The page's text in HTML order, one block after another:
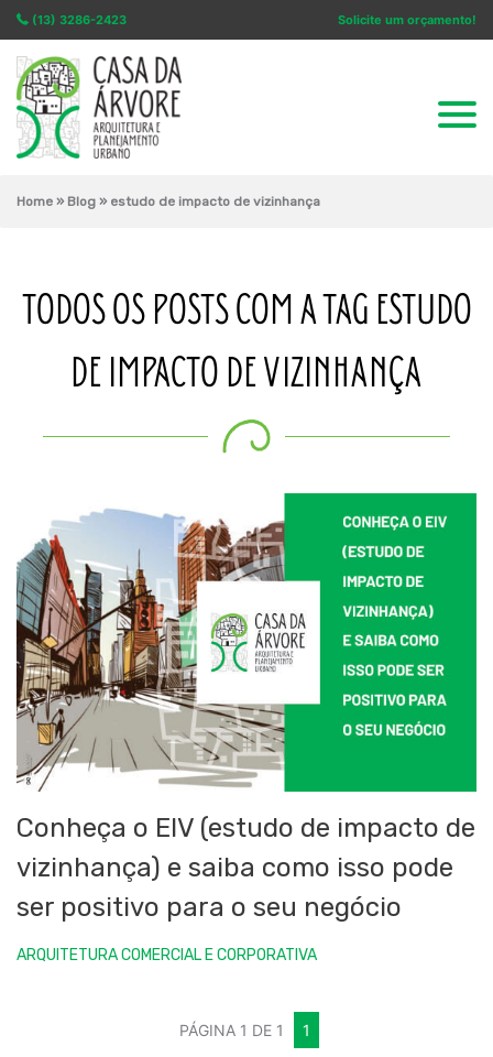
(13) 3286-2423 Solicite um orçamento!
Home » Blog » estudo de impacto de vizinhança
TODOS OS POSTS COM A TAG ESTUDO
DE IMPACTO DE VIZINHANÇA
Conheça o EIV (estudo de impacto de
vizinhança) e saiba como isso pode
ser positivo para o seu negócio
ARQUITETURA COMERCIAL E CORPORATIVA
PÁGINA 1 DE 1 1